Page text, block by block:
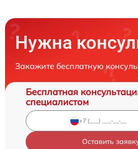
Нужна
Закажите бесплатную
Бесплатная
специалистом
Оставить